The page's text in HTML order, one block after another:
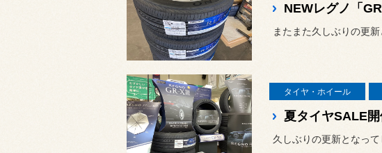
NEWレグノ「
タイヤ・ホイール
夏タイヤSALE